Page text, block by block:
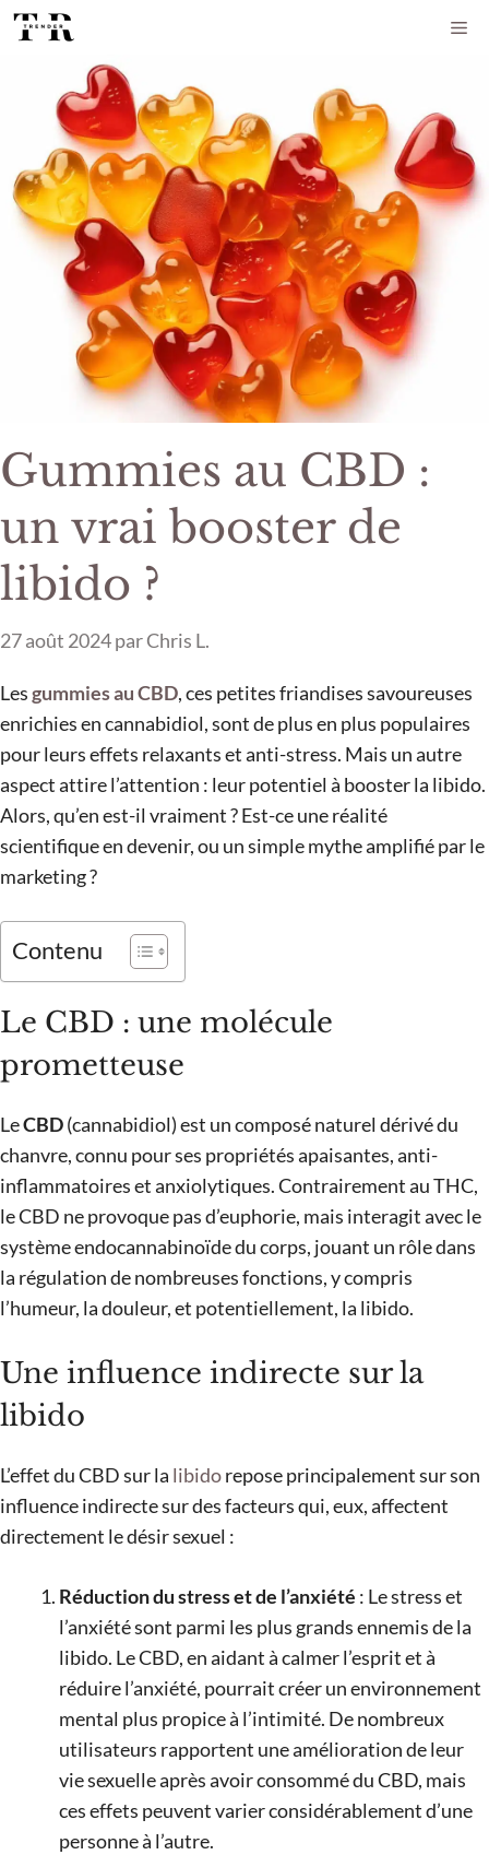
Aller
au
Gummies au CBD :
un vrai booster de
libido ?
27 août 2024parChris L.
Lesgummies au CBD, ces petites friandises savoureuses
enrichies en cannabidiol, sont de plus en plus populaires
pour leurs effets relaxants et anti-stress. Mais un autre
aspect attire l’attention : leur potentiel à booster la libido.
Alors, qu’en est-il vraiment ? Est-ce une réalité
scientifique en devenir, ou un simple mythe amplifié par le
marketing ?
Contenu
Le CBD : une molécule
prometteuse
LeCBD(cannabidiol) est un composé naturel dérivé du
chanvre, connu pour ses propriétés apaisantes, anti-
inflammatoires et anxiolytiques. Contrairement au THC,
le CBD ne provoque pas d’euphorie, mais interagit avec le
système endocannabinoïde du corps, jouant un rôle dans
la régulation de nombreuses fonctions, y compris
l’humeur, la douleur, et potentiellement, la libido.
Une influence indirecte sur la
libido
L’effet du CBD sur la libidorepose principalement sur son
influence indirecte sur des facteurs qui, eux, affectent
directement le désir sexuel :
Réduction du stress et de l’anxiété : Le stress et
l’anxiété sont parmi les plus grands ennemis de la
libido. Le CBD, en aidant à calmer l’esprit et à
réduire l’anxiété, pourrait créer un environnement
mental plus propice à l’intimité. De nombreux
utilisateurs rapportent une amélioration de leur
vie sexuelle après avoir consommé du CBD, mais
ces effets peuvent varier considérablement d’une
personne à l’autre​.